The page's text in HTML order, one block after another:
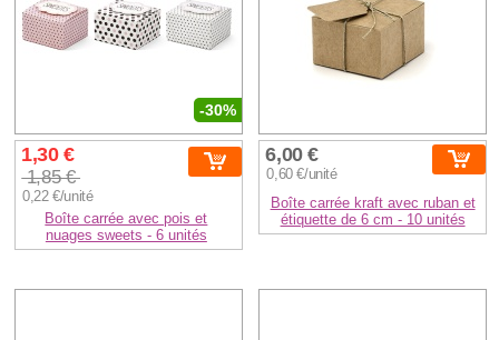
-30%
1,30 €
1,85 €
0,22 €/unité
Boîte carrée avec pois et
nuages sweets - 6 unités
6,00 €
0,60 €/unité
Boîte carrée kraft avec ruban et
étiquette de 6 cm - 10 unités